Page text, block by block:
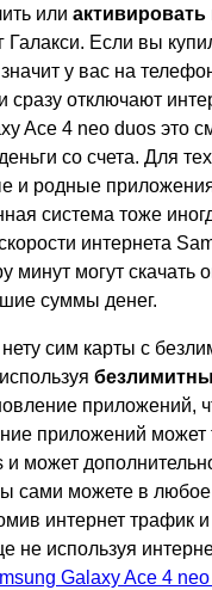
или активировать
Если вы
у вас на
отключают
Ace 4 neo duos это
со счета. Для
и родные
система тоже
интернета
минут могут
суммы денег.
сим карты с
приложений,
приложений
может
сами можете в
интернет трафик
не используя
Galaxy Ace 4